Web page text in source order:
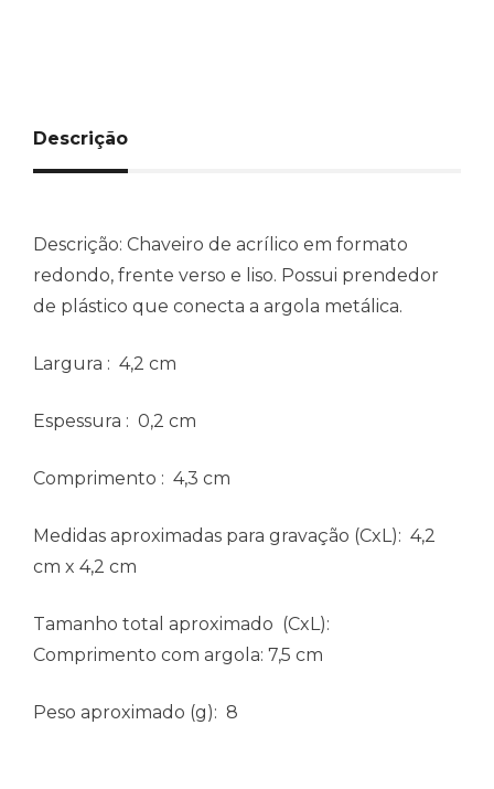
Descrição
Descrição: Chaveiro de acrílico em formato
redondo, frente verso e liso. Possui prendedor
de plástico que conecta a argola metálica.
Largura : 4,2 cm
Espessura : 0,2 cm
Comprimento : 4,3 cm
Medidas aproximadas para gravação (CxL): 4,2
cm x 4,2 cm
Tamanho total aproximado (CxL):
Comprimento com argola: 7,5 cm
Peso aproximado (g): 8